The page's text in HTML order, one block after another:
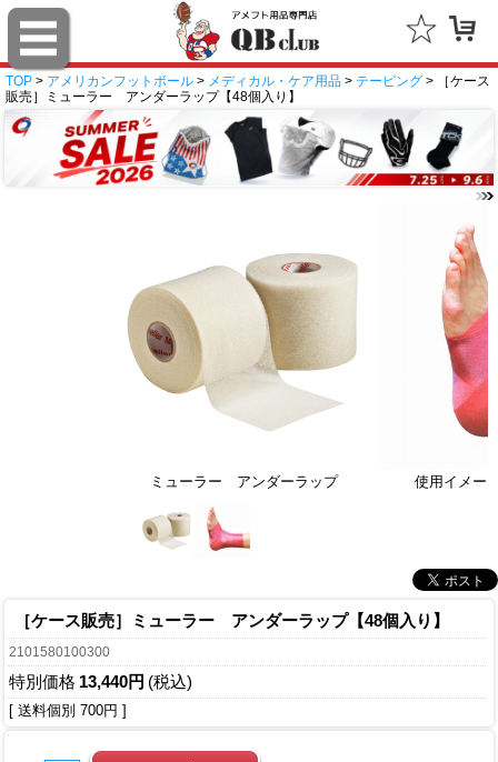
TOP > アメリカンフットボール > メディカル・ケア用品 > テーピング > ［ケース
販売］ミューラー アンダーラップ【48個入り】
ミューラー アンダーラップ 使用イメー
［ケース販売］ミューラー アンダーラップ【48個入り】
2101580100300
特別価格 13,440円 (税込)
[ 送料個別 700円 ]